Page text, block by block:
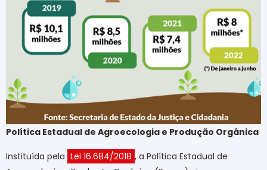
Política Estadual de Agroecologia e Produção Orgânica
Instituída pela Lei 16.684/2018 , a Política Estadual de